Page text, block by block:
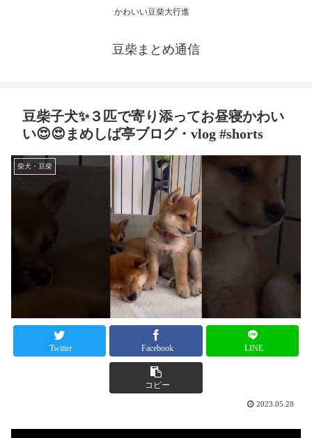
かわいい豆柴大行進
豆柴まとめ通信
豆柴子犬✨３匹で寄り添ってお昼寝かわい
い😍😍まめしば亭ブログ・vlog #shorts
柴犬・豆柴
Twitter Facebook LINE
コピー
2023.05.28